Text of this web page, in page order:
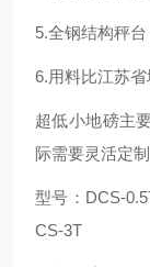
5.全钢结构秤
6.用料比江苏
超低小地磅主
际需要灵活定制
型号：DCS-
CS-3T